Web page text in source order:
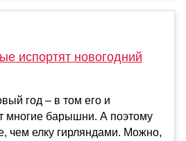
испортят новогодний
год – в том его и
многие барышни. А поэтому
чем елку гирляндами. Можно,